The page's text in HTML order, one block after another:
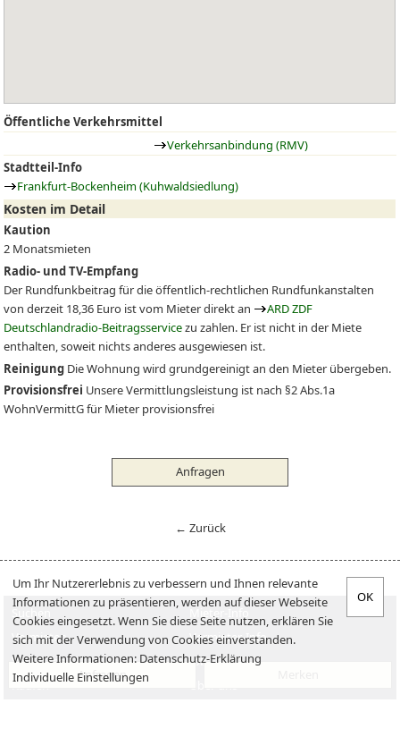
Anfragen
Öffentliche Verkehrsmittel
Verkehrsanbindung (RMV)
Stadtteil-Info
Frankfurt-Bockenheim (Kuhwaldsiedlung)
Kosten im Detail
Kaution
2 Monatsmieten
Radio- und TV-Empfang
Der Rundfunkbeitrag für die öffentlich-rechtlichen Rundfunkanstalten
von derzeit 18,36 Euro ist vom Mieter direkt an
ARD ZDF
Deutschlandradio-Beitragsservicezu zahlen. Er ist nicht in der Miete
enthalten, soweit nichts anderes ausgewiesen ist.
Reinigung Die Wohnung wird grundgereinigt an den Mieter übergeben.
Provisionsfrei Unsere Vermittlungsleistung ist nach §2 Abs.1a
WohnVermittG für Mieter provisionsfrei
Anfragen
← Zurück
Suchen
Mieter-Info
Vermieten
Vermieter-Info
Verkaufen
Jobs
Kaufen
Um Ihr Nutzererlebnis zu verbessern und Ihnen relevante
Informationen zu präsentieren, werden auf dieser Webseite
Cookies eingesetzt. Wenn Sie diese Seite nutzen, erklären Sie
sich mit der Verwendung von Cookies einverstanden.
Weitere Informationen: Datenschutz-Erklärung
Individuelle Einstellungen